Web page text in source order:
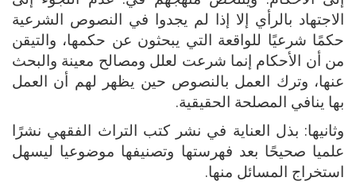
الاجتهاد بالرأي إلا إذا لم يجدوا في النصوص الشرعية
حكمًا شرعيًا للواقعة التي يبحثون عن حكمها، والتيقن
من أن الأحكام إنما شرعت لعلل ومصالح معينة والبحث
عنها، وترك العمل بالنصوص حين يظهر لهم أن العمل
بها ينافي المصلحة الحقيقية.
وثانيها: بذل العناية في نشر كتب التراث الفقهي نشرًا
علميا صحيحًا بعد فهرستها وتصنيفها موضوعيا ليسهل
استخراج المسائل منها.